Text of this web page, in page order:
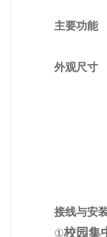
主要功能
外观尺寸
接线与安
①校园集